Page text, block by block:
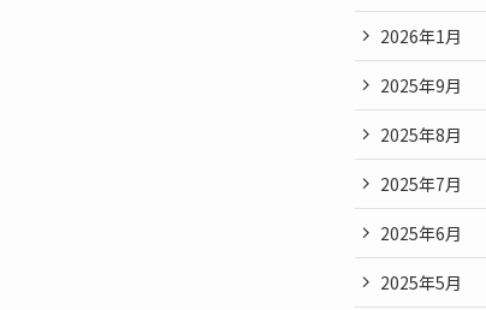
2026年1月
2025年9月
2025年8月
2025年7月
2025年6月
2025年5月